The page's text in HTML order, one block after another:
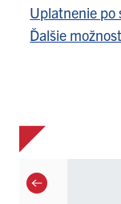
Uplatnenie po
Ďalšie